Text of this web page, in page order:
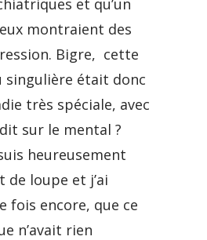
et qu’un
montraient des
Bigre, cette
singulière était donc
très spéciale, avec
sur le mental ?
heureusement
de loupe et j’ai
fois encore, que ce
n’avait rien